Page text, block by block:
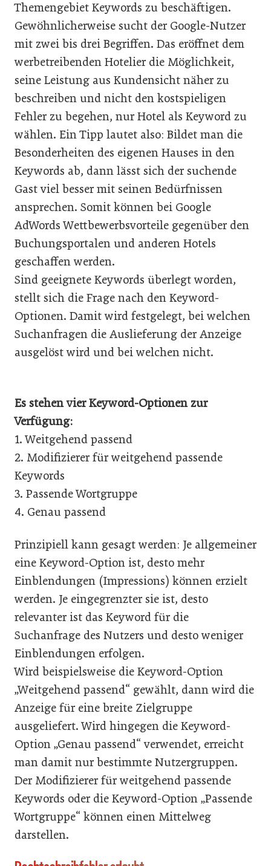
Themengebiet Keywords zu beschäftigen.
Gewöhnlicherweise sucht der Google-Nutzer
mit zwei bis drei Begriffen. Das eröffnet dem
werbetreibenden Hotelier die Möglichkeit,
seine Leistung aus Kundensicht näher zu
beschreiben und nicht den kostspieligen
Fehler zu begehen, nur Hotel als Keyword zu
wählen. Ein Tipp lautet also: Bildet man die
Besonderheiten des eigenen Hauses in den
Keywords ab, dann lässt sich der suchende
Gast viel besser mit seinen Bedürfnissen
ansprechen. Somit können bei Google
AdWords Wettbewerbsvorteile gegenüber den
Buchungsportalen und anderen Hotels
geschaffen werden.
Sind geeignete Keywords überlegt worden,
stellt sich die Frage nach den Keyword-
Optionen. Damit wird festgelegt, bei welchen
Suchanfragen die Auslieferung der Anzeige
ausgelöst wird und bei welchen nicht.
Es stehen vier Keyword-Optionen zur
Verfügung:
1. Weitgehend passend
2. Modifizierer für weitgehend passende
Keywords
3. Passende Wortgruppe
4. Genau passend
Prinzipiell kann gesagt werden: Je allgemeiner
eine Keyword-Option ist, desto mehr
Einblendungen (Impressions) können erzielt
werden. Je eingegrenzter sie ist, desto
relevanter ist das Keyword für die
Suchanfrage des Nutzers und desto weniger
Einblendungen erfolgen.
Wird beispielsweise die Keyword-Option
„Weitgehend passend“ gewählt, dann wird die
Anzeige für eine breite Zielgruppe
ausgeliefert. Wird hingegen die Keyword-
Option „Genau passend“ verwendet, erreicht
man damit nur bestimmte Nutzergruppen.
Der Modifizierer für weitgehend passende
Keywords oder die Keyword-Option „Passende
Wortgruppe“ können einen Mittelweg
darstellen.